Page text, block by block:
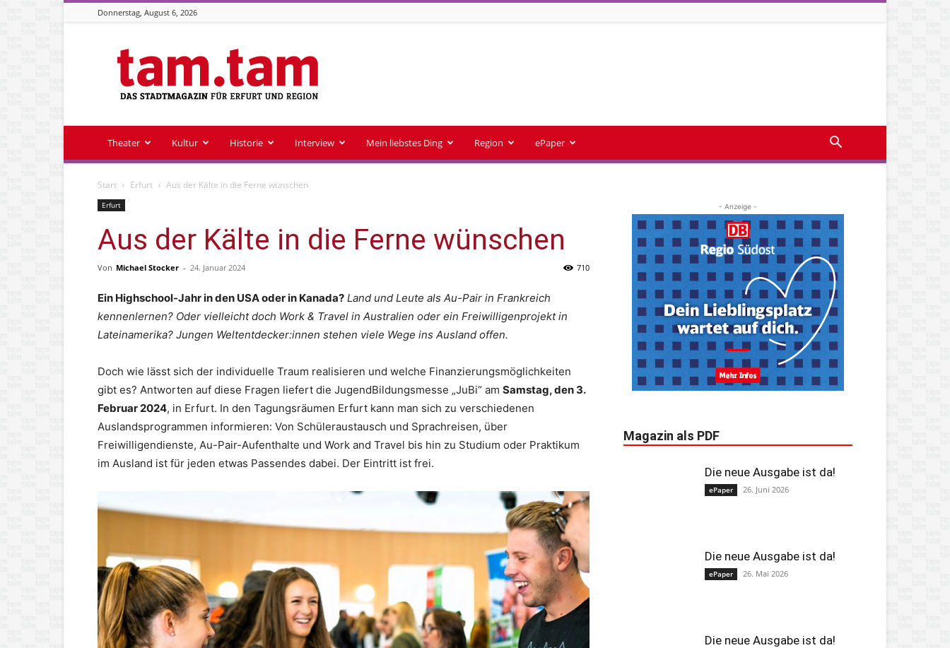
Donnerstag, August 6, 2026
Stadtmagazin
tam.tam
Theater Kultur Historie Interview Mein liebstes Ding Region ePaper
Start Erfurt Aus der Kälte in die Ferne wünschen
Erfurt
Aus der Kälte in die Ferne wünschen
Von Michael Stocker - 24. Januar 2024 710
Ein Highschool-Jahr in den USA oder in Kanada? Land und Leute als Au-Pair in Frankreich
kennenlernen? Oder vielleicht doch Work & Travel in Australien oder ein Freiwilligenprojekt in
Lateinamerika? Jungen Weltentdecker:innen stehen viele Wege ins Ausland offen.
Doch wie lässt sich der individuelle Traum realisieren und welche Finanzierungsmöglichkeiten
gibt es? Antworten auf diese Fragen liefert die JugendBildungsmesse „JuBi“ am Samstag, den 3.
Februar 2024, in Erfurt. In den Tagungsräumen Erfurt kann man sich zu verschiedenen
Auslandsprogrammen informieren: Von Schüleraustausch und Sprachreisen, über
Freiwilligendienste, Au-Pair-Aufenthalte und Work and Travel bis hin zu Studium oder Praktikum
im Ausland ist für jeden etwas Passendes dabei. Der Eintritt ist frei.
- Anzeige -
Magazin als PDF
Die neue Ausgabe ist da!
ePaper 26. Juni 2026
Die neue Ausgabe ist da!
ePaper 26. Mai 2026
Die neue Ausgabe ist da!